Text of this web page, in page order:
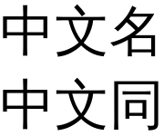
中文
中文